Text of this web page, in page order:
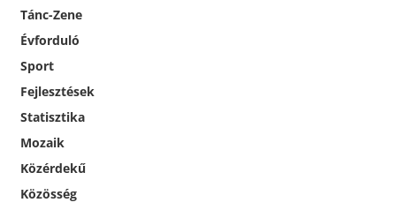
Tánc-Zene
Évforduló
Sport
Fejlesztések
Statisztika
Mozaik
Közérdekű
Közösség